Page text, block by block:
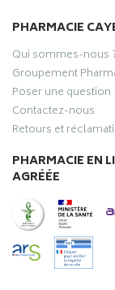
PHARMACIE
Qui sommes-nous
Groupement
Poser une question
Contactez-nous
Retours et
PHARMACIE EN
AGRÉÉE